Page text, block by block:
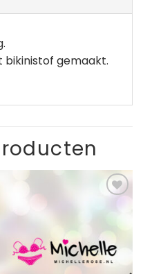
bikinistof gemaakt.